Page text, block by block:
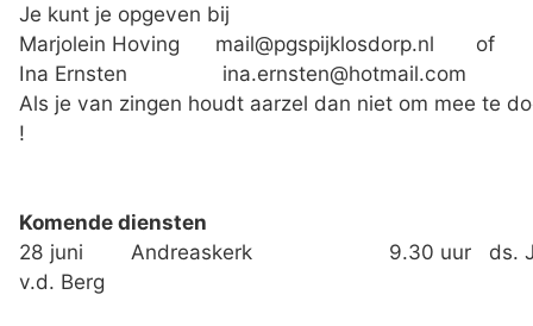
Je kunt je opgeven bij
Marjolein Hoving mail@pgspijklosdorp.nl of
Ina Ernsten ina.ernsten@hotmail.com
Als je van zingen houdt aarzel dan niet om mee te
!
Komende diensten
28 juni Andreaskerk 9.30 uur ds.
v.d. Berg